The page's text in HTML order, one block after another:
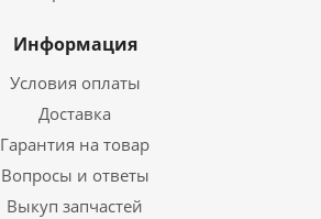
Информация
Условия оплаты
Доставка
Гарантия на товар
Вопросы и ответы
Выкуп запчастей